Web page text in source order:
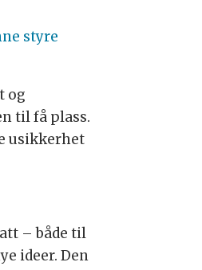
styre
og
til få plass.
usikkerhet
– både til
ideer. Den